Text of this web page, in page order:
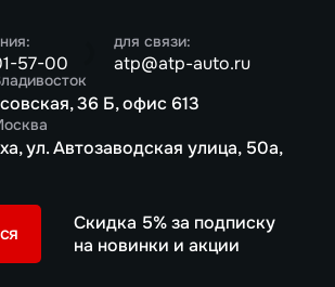
57-00
для связи:
atp@atp-auto.ru
36 Б, офис 613
ул. Автозаводская улица, 50а,
Скидка 5% за подписку
на новинки и акции